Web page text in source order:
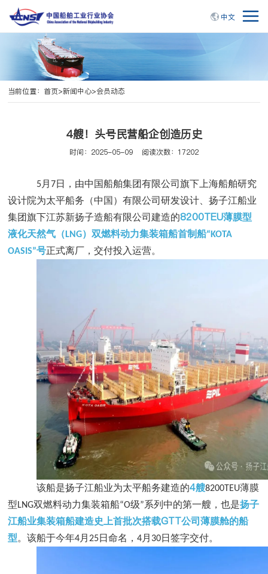
中文
当前位置： 首页>新闻中心>会员动态
4艘！头号民营船企创造历史
时间：2025-05-09 阅读次数：17202
5月7日，由中国船舶集团有限公司旗下上海船舶研究
设计院为太平船务（中国）有限公司研发设计、扬子江船业
集团旗下江苏新扬子造船有限公司建造的8200TEU薄膜型
液化天然气（LNG）双燃料动力集装箱船首制船“KOTA
OASIS”号正式离厂，交付投入运营。
该船是扬子江船业为太平船务建造的4艘8200TEU薄膜
型LNG双燃料动力集装箱船“O级”系列中的第一艘，也是扬子
江船业集装箱船建造史上首批次搭载GTT公司薄膜舱的船
型。该船于今年4月 25日命名，4月 30日签字交付。